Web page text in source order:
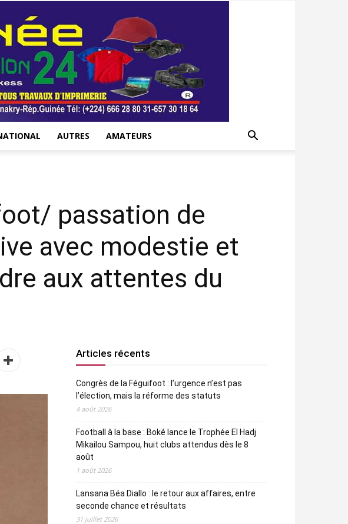
AUTRES AMATEURS
passation de
avec modestie et
aux attentes du
Articles récents
Congrès de la Féguifoot : l’urgence n’est pas
l’élection, mais la réforme des statuts
4 août 2026
Football à la base : Boké lance le Trophée El Hadj
Mikailou Sampou, huit clubs attendus dès le 8
août
1 août 2026
Lansana Béa Diallo : le retour aux affaires, entre
seconde chance et résultats
31 juillet 2026